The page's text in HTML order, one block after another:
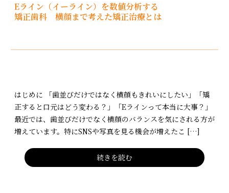
Eライン（イーライン）を数値分析する
矯正歯科 横顔まで考えた矯正治療とは
はじめに 「歯並びだけではなく横顔もきれいにしたい」「矯
正すると口元はどう変わる？」「Eラインって本当に大事？」
最近では、歯並びだけでなく横顔のバランスを気にされる方が
増えています。特にSNSや写真を見る機会が増えたこ […]
続きを読む